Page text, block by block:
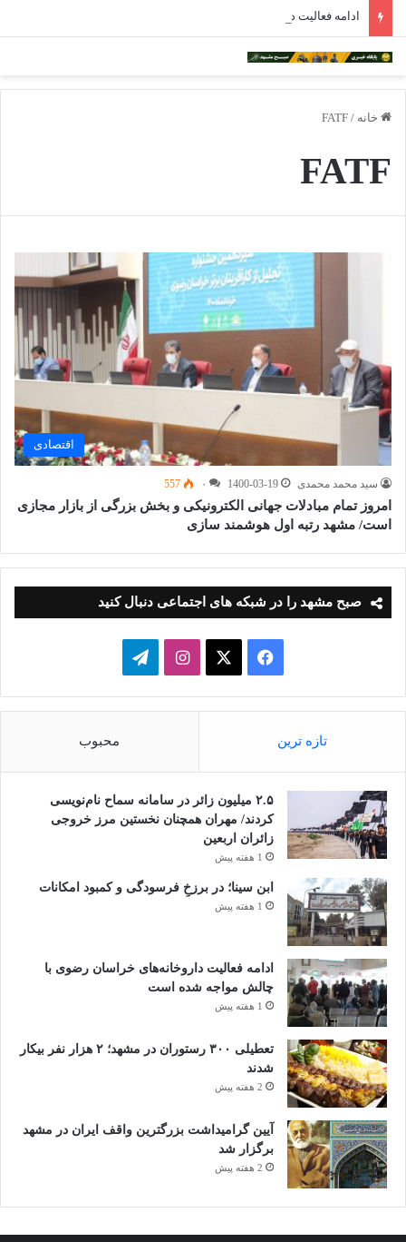
خانه /
FATF
FATF
اقتصادی
سید محمد محمدی 1400-03-19 ۰ 557
امروز تمام مبادلات جهانی الکترونیکی و بخش بزرگی از بازار مجازی
است/ مشهد رتبه اول هوشمند سازی
صبح مشهد را در شبکه های اجتماعی دنبال کنید
فیسبوک ایکساینستاگرامتلگرام
تازه ترین محبوب
۲.۵ میلیون زائر در سامانه سماح نام‌نویسی
کردند/ مهران همچنان نخستین مرز خروجی
زائران اربعین
1 هفته پیش
ابن سینا؛ در برزخِ فرسودگی و کمبود امکانات
1 هفته پیش
ادامه فعالیت داروخانه‌های خراسان رضوی با
چالش مواجه شده است
1 هفته پیش
تعطیلی ۳۰۰ رستوران در مشهد؛ ۲ هزار نفر بیکار
شدند
2 هفته پیش
آیین گرامیداشت بزرگترین واقف ایران در مشهد
برگزار شد
2 هفته پیش